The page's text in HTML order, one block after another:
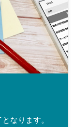
なります。